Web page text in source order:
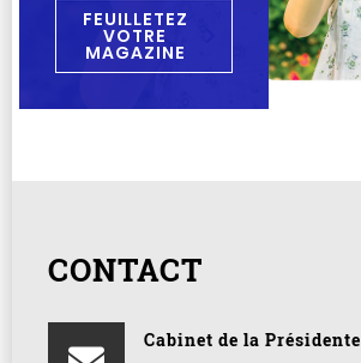
FEUILLETEZ
VOTRE
MAGAZINE
CONTACT
Cabinet de la Présidente